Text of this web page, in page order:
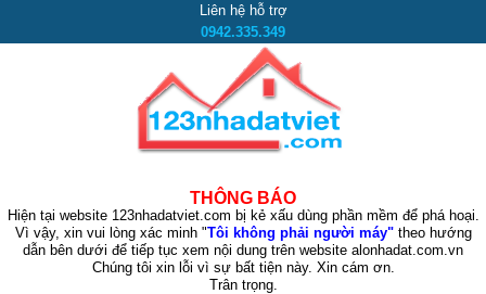
Liên hệ hỗ trợ
0942.335.349
THÔNG BÁO
Hiện tại website 123nhadatviet.com bị kẻ xấu dùng phần mềm để phá hoại.
Vì vậy, xin vui lòng xác minh "Tôi không phải người máy"theo hướng
dẫn bên dưới để tiếp tục xem nội dung trên website alonhadat.com.vn
Chúng tôi xin lỗi vì sự bất tiện này. Xin cám ơn.
Trân trọng.